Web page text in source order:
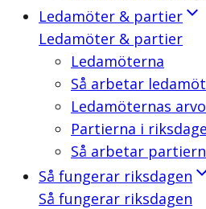
Ledamöter & partier
Ledamöter & partier
Ledamöterna
Så arbetar
Ledamöternas
Partierna i
Så arbetar
Så fungerar riksdagen
Så fungerar riksdagen